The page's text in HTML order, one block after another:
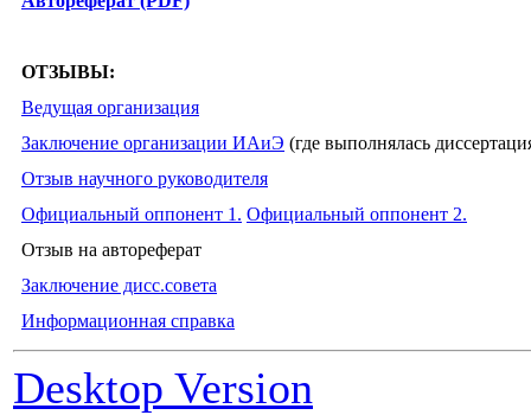
ОТЗЫВЫ:
Ведущая организация
Заключение организации ИАиЭ (где выполнялась
Отзыв научного руководителя
Официальный оппонент 1. Официальный оппонент 2.
Отзыв на автореферат
Заключение дисс.совета
Информационная справка
Desktop Version